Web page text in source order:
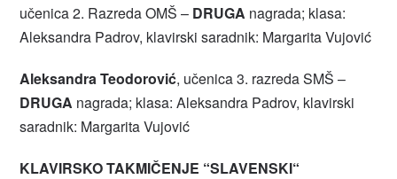
učenica 2. Razreda OMŠ – DRUGA nagrada; klasa:
Aleksandra Padrov, klavirski saradnik: Margarita Vujović
Aleksandra Teodorović, učenica 3. razreda SMŠ –
DRUGA nagrada; klasa: Aleksandra Padrov, klavirski
saradnik: Margarita Vujović
KLAVIRSKO TAKMIČENJE “SLAVENSKI“